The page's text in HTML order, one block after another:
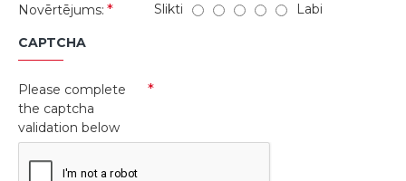
Novērtējums:
Slikti Labi
CAPTCHA
Please complete
the captcha
validation below